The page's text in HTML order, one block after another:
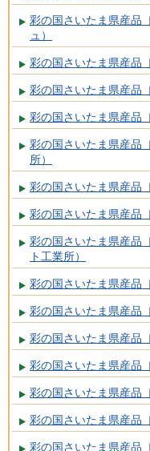
彩の国さいたま県産品
ュ）
彩の国さいたま県産品
彩の国さいたま県産品
彩の国さいたま県産品
彩の国さいたま県産品
所）
彩の国さいたま県産品
彩の国さいたま県産品
彩の国さいたま県産品
ト工業所）
彩の国さいたま県産品
彩の国さいたま県産品
彩の国さいたま県産品
彩の国さいたま県産品
彩の国さいたま県産品
彩の国さいたま県産品
彩の国さいたま県産品